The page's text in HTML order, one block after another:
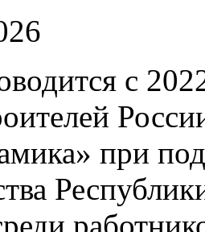
с
при